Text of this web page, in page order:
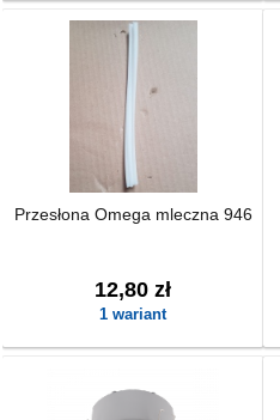
Przesłona Omega mleczna 946
12,80 zł
1 wariant